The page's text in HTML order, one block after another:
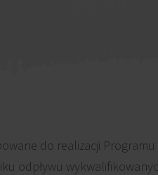
do realizacji Programu
odpływu